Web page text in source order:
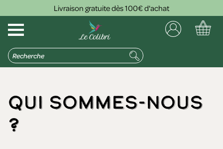
Livraison gratuite dès 100€ d'achat
Qui sommes-nous
?